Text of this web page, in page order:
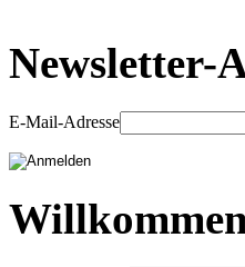
Newsletter-
E-Mail-Adresse